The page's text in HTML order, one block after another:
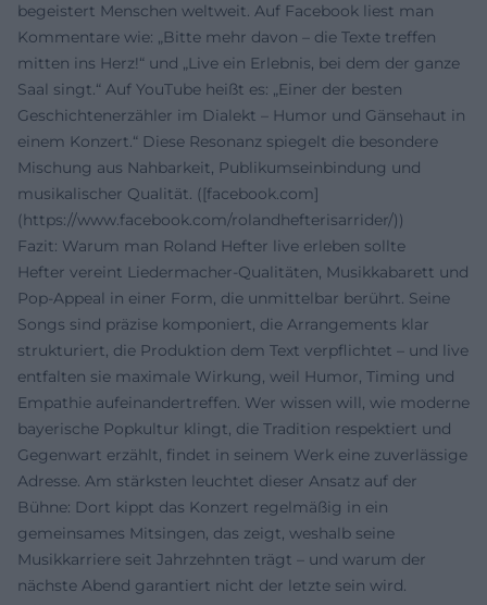
begeistert Menschen weltweit. Auf Facebook liest man
Kommentare wie: „Bitte mehr davon – die Texte treffen
mitten ins Herz!“ und „Live ein Erlebnis, bei dem der ganze
Saal singt.“ Auf YouTube heißt es: „Einer der besten
Geschichtenerzähler im Dialekt – Humor und Gänsehaut in
einem Konzert.“ Diese Resonanz spiegelt die besondere
Mischung aus Nahbarkeit, Publikumseinbindung und
musikalischer Qualität. ([facebook.com]
(https://www.facebook.com/rolandhefterisarrider/))
Fazit: Warum man Roland Hefter live erleben sollte
Hefter vereint Liedermacher-Qualitäten, Musikkabarett und
Pop-Appeal in einer Form, die unmittelbar berührt. Seine
Songs sind präzise komponiert, die Arrangements klar
strukturiert, die Produktion dem Text verpflichtet – und live
entfalten sie maximale Wirkung, weil Humor, Timing und
Empathie aufeinandertreffen. Wer wissen will, wie moderne
bayerische Popkultur klingt, die Tradition respektiert und
Gegenwart erzählt, findet in seinem Werk eine zuverlässige
Adresse. Am stärksten leuchtet dieser Ansatz auf der
Bühne: Dort kippt das Konzert regelmäßig in ein
gemeinsames Mitsingen, das zeigt, weshalb seine
Musikkarriere seit Jahrzehnten trägt – und warum der
nächste Abend garantiert nicht der letzte sein wird.